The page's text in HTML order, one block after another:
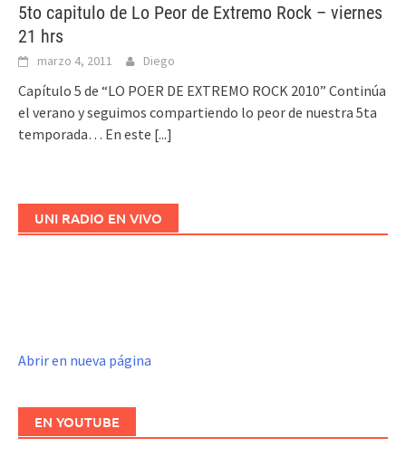
5to capitulo de Lo Peor de Extremo Rock – viernes
21 hrs
marzo 4, 2011 Diego
Capítulo 5 de “LO POER DE EXTREMO ROCK 2010” Continúa
el verano y seguimos compartiendo lo peor de nuestra 5ta
temporada… En este [...]
UNI RADIO EN VIVO
Abrir en nueva página
EN YOUTUBE